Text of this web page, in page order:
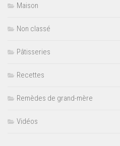
Maison
Non classé
Pâtisseries
Recettes
Remèdes de grand-mère
Vidéos